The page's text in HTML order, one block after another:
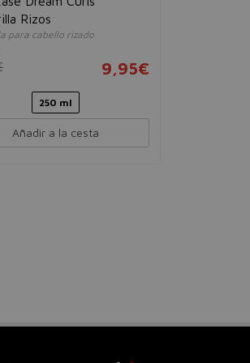
Rizos
para cabello rizado
9,95€
250 ml
Añadir a la cesta